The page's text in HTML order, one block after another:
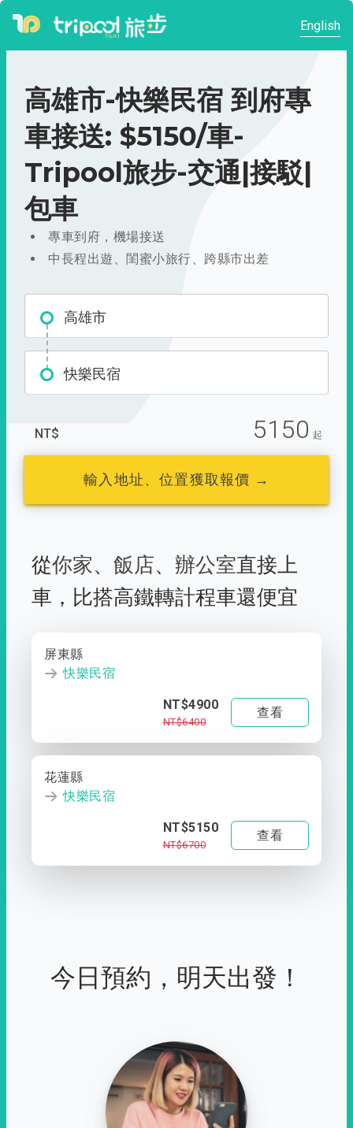
English
高雄市-快樂民宿 到府專
車接送: $5150/車-
Tripool旅步-交通|接駁|
包車
專車到府，機場接送
中長程出遊、閨蜜小旅行、跨縣市出差
高雄市
快樂民宿
NT$ 5150 起
輸入地址、位置獲取報價 →
從你家、 飯店、 辦公室直接上
車， 比搭高鐵轉計程車還便宜
屏東縣
快樂民宿
NT$4900
NT$6400
查看
花蓮縣
快樂民宿
NT$5150
NT$6700
查看
今日預約，明天出發！